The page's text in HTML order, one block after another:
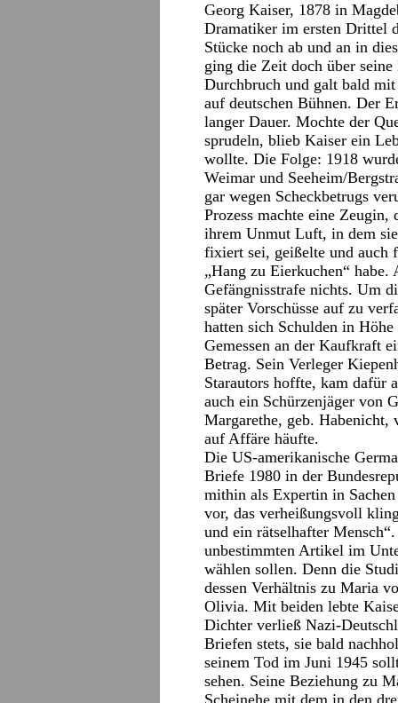
Georg Kaiser, 1878 in
Dramatiker im ersten Drittel
Stücke noch ab und an in
ging die Zeit doch über
Durchbruch und galt bald
auf deutschen Bühnen. Der
langer Dauer. Mochte der
sprudeln, blieb Kaiser ein
wollte. Die Folge: 1918
Weimar und Seeheim/
gar wegen Scheckbetrugs
Prozess machte eine
ihrem Unmut Luft, in dem
fixiert sei, geißelte und auch
„Hang zu Eierkuchen“
Gefängnisstrafe nichts. Um
später Vorschüsse auf zu
hatten sich Schulden in
Gemessen an der Kaufkraft
Betrag. Sein Verleger
Starautors hoffte, kam dafür
auch ein Schürzenjäger von
Margarethe, geb.
auf Affäre häufte.
Die US-amerikanische
Briefe 1980 in der
mithin als Expertin in
vor, das verheißungsvoll
und ein rätselhafter
unbestimmten Artikel im
wählen sollen. Denn die
dessen Verhältnis zu Maria
Olivia. Mit beiden lebte
Dichter verließ Nazi-
Briefen stets, sie bald
seinem Tod im Juni 1945
sehen. Seine Beziehung zu
Scheinehe mit dem in den